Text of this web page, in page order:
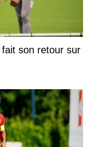
son retour sur